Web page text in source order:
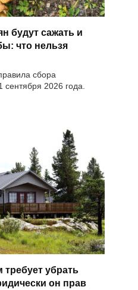
будут сажать и
что нельзя
сбора
сентября 2026 года.
убрать
он прав